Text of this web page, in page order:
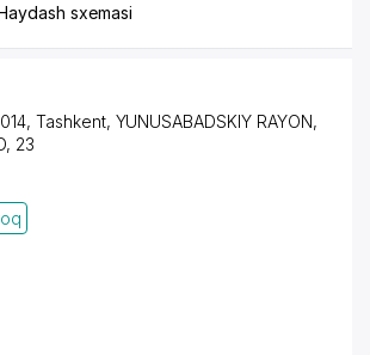
sxemasi
Tashkent, YUNUSABADSKIY RAYON,
, 23